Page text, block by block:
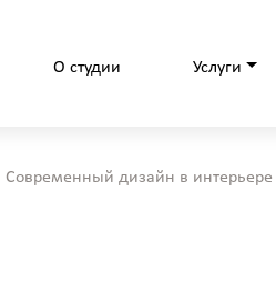
О студии Услуги
Современный дизайн в интерьере